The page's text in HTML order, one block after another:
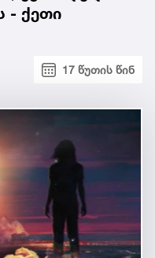
- ქეთი
17 წუთის წინ